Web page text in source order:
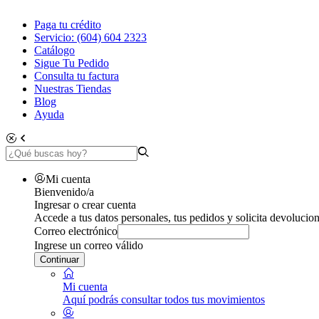
Paga tu crédito
Servicio: (604) 604 2323
Catálogo
Sigue Tu Pedido
Consulta tu factura
Nuestras Tiendas
Blog
Ayuda
Mi cuenta
Bienvenido/a
Ingresar o crear cuenta
Accede a tus datos personales, tus pedidos y solicita
Correo electrónico
Ingrese un correo válido
Continuar
Mi cuenta
Aquí podrás consultar todos tus movimientos